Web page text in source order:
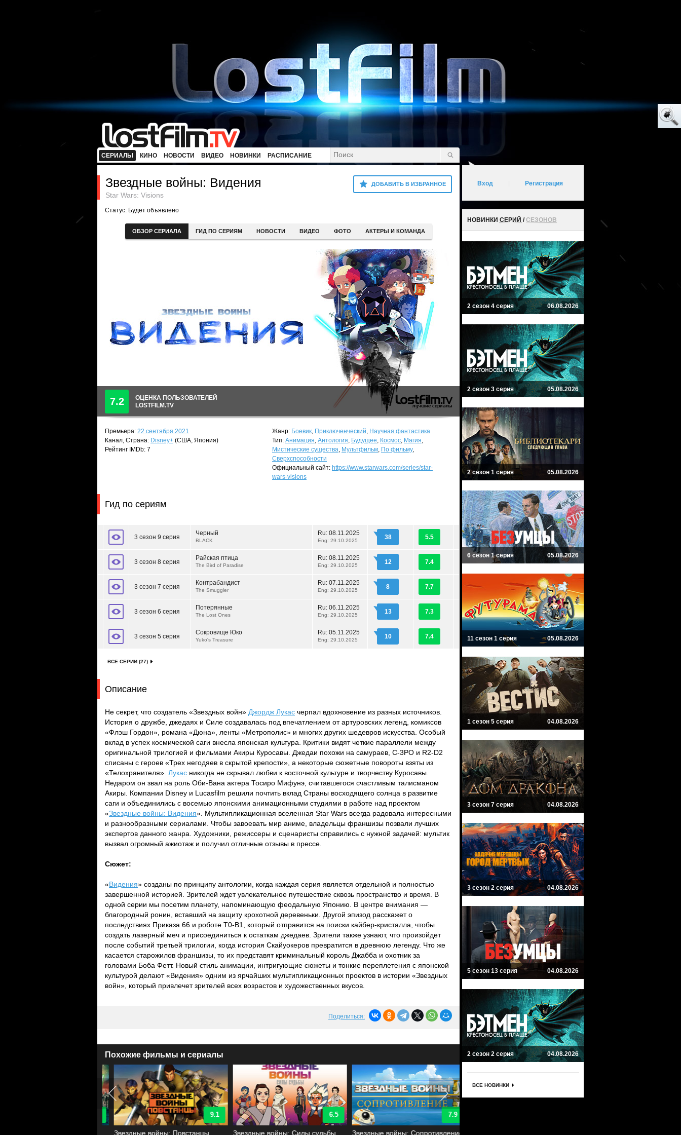
СЕРИАЛЫ КИНО НОВОСТИ ВИДЕО НОВИНКИ РАСПИСАНИЕ
ДОБАВИТЬ В ИЗБРАННОЕ
Звездные войны: Видения
Star Wars: Visions
Статус: Будет объявлено
ОБЗОР СЕРИАЛА ГИД ПО СЕРИЯМ НОВОСТИ ВИДЕО ФОТО АКТЕРЫ И КОМАНДА
7.2
ОЦЕНКА ПОЛЬЗОВАТЕЛЕЙ
LOSTFILM.TV
Премьера: 22 сентября 2021
Канал, Страна: Disney+ (США, Япония)
Рейтинг IMDb: 7
Жанр: Боевик, Приключенческий, Научная фантастика
Тип: Анимация, Антология, Будущее, Космос, Магия,
Мистические существа, Мультфильм, По фильму,
Сверхспособности
Официальный сайт: https://www.starwars.com/series/star-
wars-visions
Гид по сериям
3 сезон 9 серия
Черный
BLACK
Ru: 08.11.2025
Eng: 29.10.2025 38 5.5
3 сезон 8 серия
Райская птица
The Bird of Paradise
Ru: 08.11.2025
Eng: 29.10.2025 12 7.4
3 сезон 7 серия
Контрабандист
The Smuggler
Ru: 07.11.2025
Eng: 29.10.2025 8 7.7
3 сезон 6 серия
Потерянные
The Lost Ones
Ru: 06.11.2025
Eng: 29.10.2025 13 7.3
3 сезон 5 серия
Сокровище Юко
Yuko's Treasure
Ru: 05.11.2025
Eng: 29.10.2025 10 7.4
ВСЕ СЕРИИ (27)
Описание
Не секрет, что создатель «Звездных войн» Джордж Лукас черпал вдохновение из разных источников.
История о дружбе, джедаях и Силе создавалась под впечатлением от артуровских легенд, комиксов
«Флэш Гордон», романа «Дюна», ленты «Метрополис» и многих других шедевров искусства. Особый
вклад в успех космической саги внесла японская культура. Критики видят четкие параллели между
оригинальной трилогией и фильмами Акиры Куросавы. Джедаи похожи на самураев, C-3PO и R2-D2
списаны с героев «Трех негодяев в скрытой крепости», а некоторые сюжетные повороты взяты из
«Телохранителя». Лукас никогда не скрывал любви к восточной культуре и творчеству Куросавы.
Недаром он звал на роль Оби-Вана актера Тосиро Мифунэ, считавшегося счастливым талисманом
Акиры. Компании Disney и Lucasfilm решили почтить вклад Страны восходящего солнца в развитие
саги и объединились с восемью японскими анимационными студиями в работе над проектом
«Звездные войны: Видения». Мультипликационная вселенная Star Wars всегда радовала интересными
и разнообразными сериалами. Чтобы завоевать мир аниме, владельцы франшизы позвали лучших
экспертов данного жанра. Художники, режиссеры и сценаристы справились с нужной задачей: мультик
вызвал огромный ажиотаж и получил отличные отзывы в прессе.
Сюжет:
«Видения» созданы по принципу антологии, когда каждая серия является отдельной и полностью
завершенной историей. Зрителей ждет увлекательное путешествие сквозь пространство и время. В
одной серии мы посетим планету, напоминающую феодальную Японию. В центре внимания —
благородный ронин, вставший на защиту крохотной деревеньки. Другой эпизод расскажет о
последствиях Приказа 66 и роботе T0-B1, который отправится на поиски кайбер-кристалла, чтобы
создать лазерный меч и присоединиться к остаткам джедаев. Зрители также узнают, что произойдет
после событий третьей трилогии, когда история Скайуокеров превратится в древнюю легенду. Что же
касается старожилов франшизы, то их представят криминальный король Джабба и охотник за
головами Боба Фетт. Новый стиль анимации, интригующие сюжеты и тонкие переплетения с японской
культурой делают «Видения» одним из ярчайших мультипликационных проектов в истории «Звездных
войн», который привлечет зрителей всех возрастов и художественных вкусов.
Поделиться:
Похожие фильмы и сериалы
9.1
Звездные войны: Повстанцы
6.5
Звездные войны: Силы судьбы
7.9
Звездные войны: Сопротивление
Вход Регистрация
НОВИНКИ СЕРИЙ /СЕЗОНОВ
2 сезон 4 серия 06.08.2026
2 сезон 3 серия 05.08.2026
2 сезон 1 серия 05.08.2026
6 сезон 1 серия 05.08.2026
11 сезон 1 серия 05.08.2026
1 сезон 5 серия 04.08.2026
3 сезон 7 серия 04.08.2026
3 сезон 2 серия 04.08.2026
5 сезон 13 серия 04.08.2026
2 сезон 2 серия 04.08.2026
ВСЕ НОВИНКИ